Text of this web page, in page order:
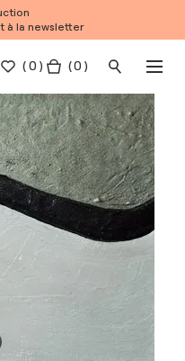
à la newsletter
(0 ) ( 0 )